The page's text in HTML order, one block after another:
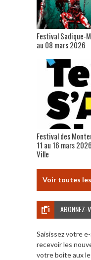
Festival Sadique-
au 08 mars 2026
Festival des
11 au 16 mars
Ville
Voir toutes
ABONNEZ-
Saisissez votre
recevoir les
votre boite aux